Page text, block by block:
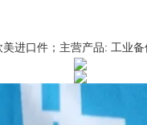
进口件；主营产品: 工业